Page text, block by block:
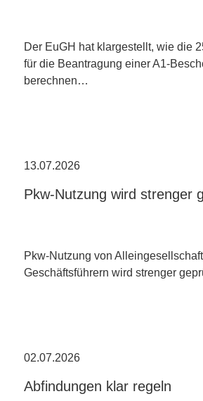
Der EuGH hat klargestellt, wie die
für die Beantragung einer A1-
berechnen…
13.07.2026
Pkw-Nutzung wird strenger
Pkw-Nutzung von
Geschäftsführern wird strenger
02.07.2026
Abfindungen klar regeln